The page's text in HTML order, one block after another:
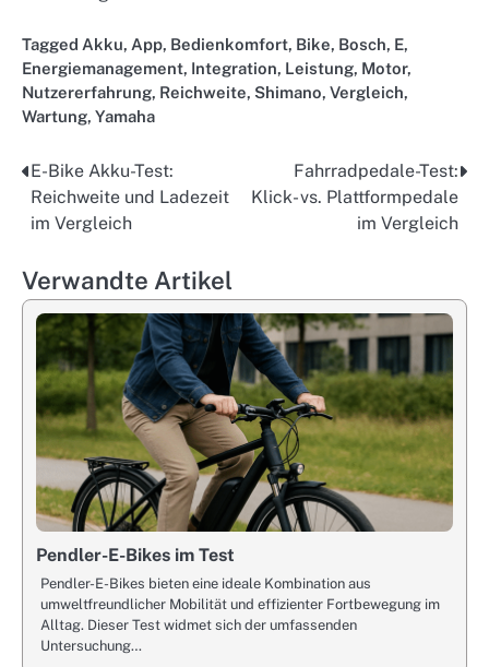
Tagged Akku, App, Bedienkomfort, Bike, Bosch, E,
Energiemanagement, Integration, Leistung, Motor,
Nutzererfahrung, Reichweite, Shimano, Vergleich,
Wartung, Yamaha
Post
navigation
E-Bike Akku-Test:
Reichweite und Ladezeit
im Vergleich
Fahrradpedale-Test:
Klick- vs. Plattformpedale
im Vergleich
Verwandte Artikel
Pendler-E-Bikes im Test
Pendler-E-Bikes bieten eine ideale Kombination aus
umweltfreundlicher Mobilität und effizienter Fortbewegung im
Alltag. Dieser Test widmet sich der umfassenden
Untersuchung…